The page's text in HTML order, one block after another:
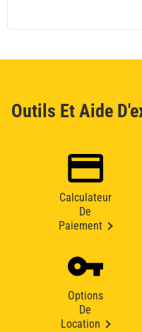
Outils Et Aide
Calculateur
De
Paiement
Options
De
Location